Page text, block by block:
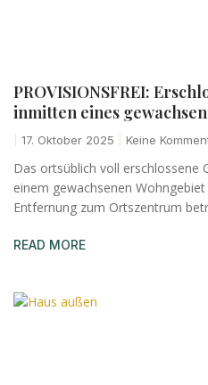
PROVISIONSFREI:
inmitten eines
17. Oktober 2025 Keine
Das ortsüblich voll erschlossene
einem gewachsenen
Entfernung zum Ortszentrum
READ MORE